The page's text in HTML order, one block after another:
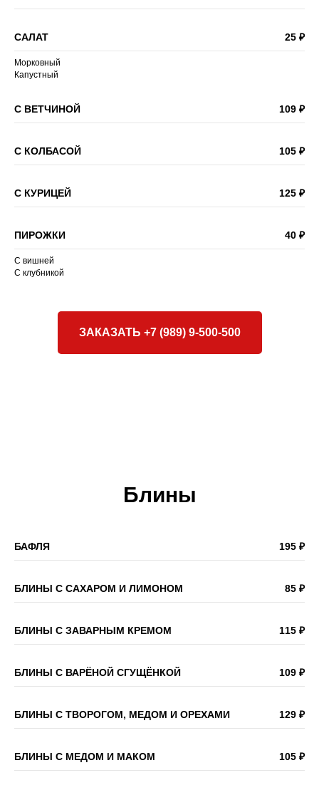
САЛАТ 25 ₽
Морковный
Капустный
С ВЕТЧИНОЙ 109 ₽
С КОЛБАСОЙ 105 ₽
С КУРИЦЕЙ 125 ₽
ПИРОЖКИ 40 ₽
С вишней
С клубникой
ЗАКАЗАТЬ +7 (989) 9-500-500
Блины
БАФЛЯ 195 ₽
БЛИНЫ С САХАРОМ И ЛИМОНОМ 85 ₽
БЛИНЫ С ЗАВАРНЫМ КРЕМОМ 115 ₽
БЛИНЫ С ВАРЁНОЙ СГУЩЁНКОЙ 109 ₽
БЛИНЫ С ТВОРОГОМ, МЕДОМ И ОРЕХАМИ 129 ₽
БЛИНЫ С МЕДОМ И МАКОМ 105 ₽